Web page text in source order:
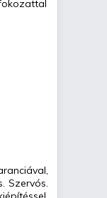
Szervós.